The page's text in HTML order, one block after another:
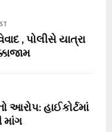
, પોલીસે યાત્રા
આરોપ: હાઈકોર્ટમાં